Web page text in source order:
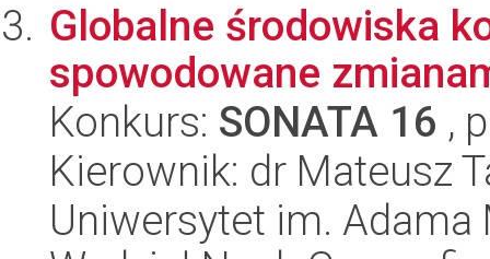
Globalne środowiska
spowodowane
Konkurs: SONATA 16 ,
Kierownik: dr Mateusz
Uniwersytet im.